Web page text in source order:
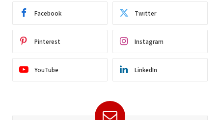
Facebook Twitter
Pinterest Instagram
YouTube LinkedIn